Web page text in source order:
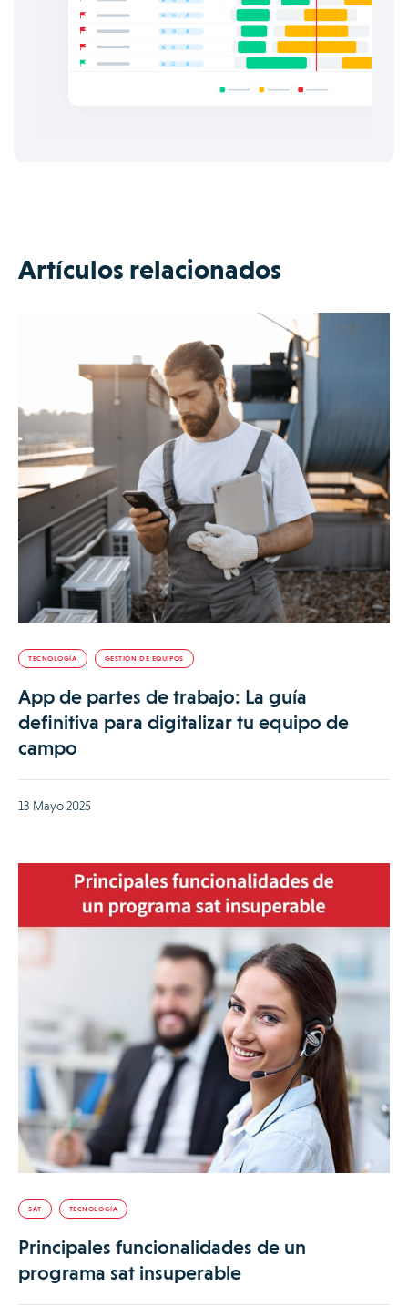
Artículos relacionados
TECNOLOGÍA GESTIÓN DE EQUIPOS
App de partes de trabajo: La guía
definitiva para digitalizar tu equipo de
campo
13 Mayo 2025
SAT TECNOLOGÍA
Principales funcionalidades de un
programa sat insuperable